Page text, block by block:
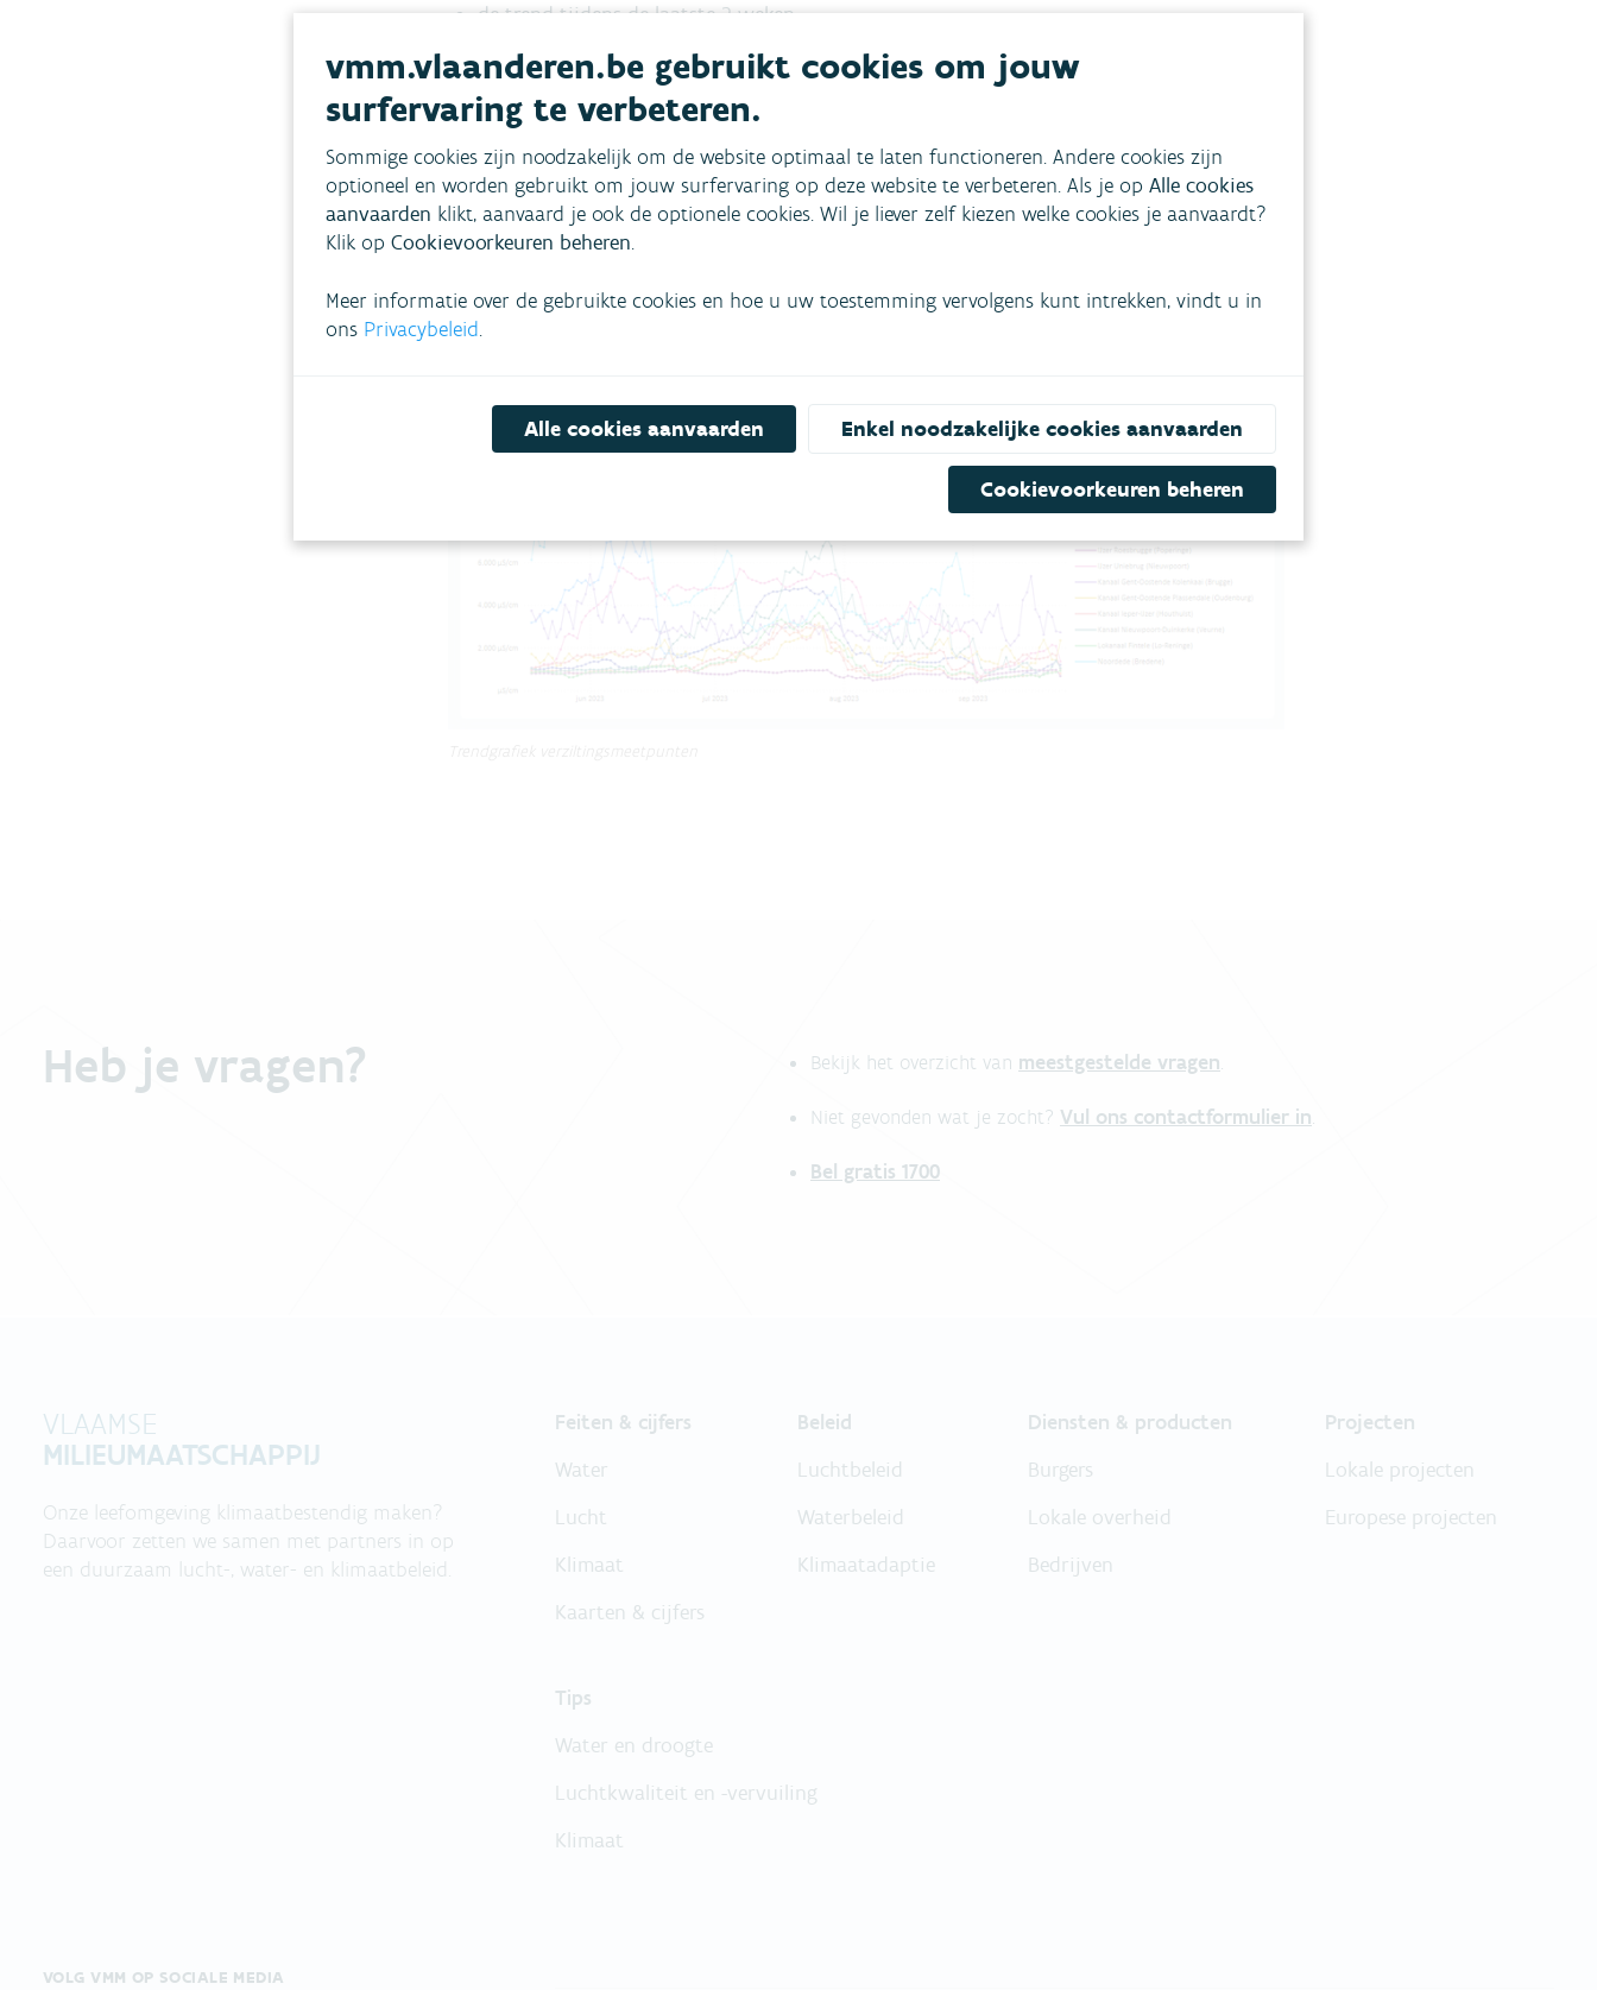
de trend tijdens de laatste 2 weken
de evolutie van het daggemiddelde per meetpunt
Opgelet: het dashboard geeft geen advies over het gebruik van oppervlaktewater.
Voor irrigatie van teelten, het drenken van vee… zijn er verschillende grenswaarden. De
watergebruiker moet zelf de inschatting maken o.b.v. de grenswaarden voor die toepassing.
Voor advies kan je terecht bij de waterbeheerder of een onderzoeks- en adviesinstelling
zoals Inagro.
Voorbeeldweergave
Heb je vragen? Bekijk het overzicht van meestgestelde vragen.
Niet gevonden wat je zocht? Vul ons contactformulier in.
Bel gratis 1700
VLAAMSE
MILIEUMAATSCHAPPIJ
Onze leefomgeving klimaatbestendig maken?
Daarvoor zetten we samen met partners in op
een duurzaam lucht-, water- en klimaatbeleid.
VOLG VMM OP SOCIALE MEDIA
Feiten & cijfers
Water
Lucht
Klimaat
Kaarten & cijfers
Beleid
Luchtbeleid
Waterbeleid
Klimaatadaptie
Diensten & producten
Burgers
Lokale overheid
Bedrijven
Projecten
Lokale projecten
Europese projecten
Tips
Water en droogte
Luchtkwaliteit en -vervuiling
Klimaat
vmm.vlaanderen.be gebruikt cookies om jouw
surfervaring te verbeteren.
Sommige cookies zijn noodzakelijk om de website optimaal te laten functioneren. Andere cookies zijn
optioneel en worden gebruikt om jouw surfervaring op deze website te verbeteren. Als je op Alle cookies
aanvaarden klikt, aanvaard je ook de optionele cookies. Wil je liever zelf kiezen welke cookies je aanvaardt?
Klik op Cookievoorkeuren beheren.
Meer informatie over de gebruikte cookies en hoe u uw toestemming vervolgens kunt intrekken, vindt u in
ons Privacybeleid.
Alle cookies aanvaarden Enkel noodzakelijke cookies aanvaarden
Cookievoorkeuren beheren